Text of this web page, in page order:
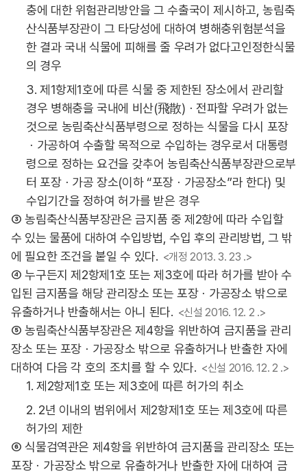
충에 대한 위험관리방안을 그 수출국이 제시하고, 농림축
산식품부장관이 그 타당성에 대하여 병해충위험분석을
한 결과 국내 식물에 피해를 줄 우려가 없다고인정한식물
의 경우
3. 제1항제1호에 따른 식물 중 제한된 장소에서 관리할
경우 병해충을 국내에 비산(飛散)ㆍ전파할 우려가 없는
것으로 농림축산식품부령으로 정하는 식물을 다시 포장
ㆍ가공하여 수출할 목적으로 수입하는 경우로서 대통령
령으로 정하는 요건을 갖추어 농림축산식품부장관으로부
터 포장ㆍ가공 장소(이하 “포장ㆍ가공장소”라 한다) 및
수입기간을 정하여 허가를 받은 경우
③ 농림축산식품부장관은 금지품 중 제2항에 따라 수입할
수 있는 물품에 대하여 수입방법, 수입 후의 관리방법, 그 밖
에 필요한 조건을 붙일 수 있다. <개정 2013. 3. 23 .>
④ 누구든지 제2항제1호 또는 제3호에 따라 허가를 받아 수
입된 금지품을 해당 관리장소 또는 포장ㆍ가공장소 밖으로
유출하거나 반출해서는 아니 된다. <신설 2016. 12. 2 .>
⑤ 농림축산식품부장관은 제4항을 위반하여 금지품을 관리
장소 또는 포장ㆍ가공장소 밖으로 유출하거나 반출한 자에
대하여 다음 각 호의 조치를 할 수 있다. <신설 2016. 12. 2 .>
1. 제2항제1호 또는 제3호에 따른 허가의 취소
2. 2년 이내의 범위에서 제2항제1호 또는 제3호에 따른
허가의 제한
⑥ 식물검역관은 제4항을 위반하여 금지품을 관리장소 또는
포장ㆍ가공장소 밖으로 유출하거나 반출한 자에 대하여 금